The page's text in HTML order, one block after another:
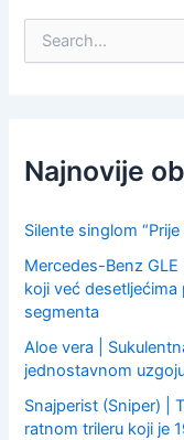
f
o
:
Najnovije
Silente singlom
Mercedes-Benz
koji već
segmenta
Aloe vera |
jednostavnom
Snajperist (Sniper) |
ratnom trileru koji je